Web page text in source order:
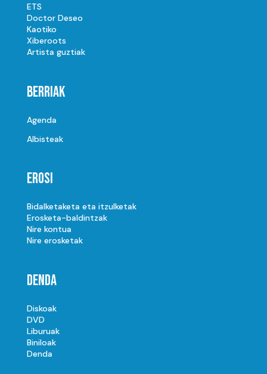
ETS
Doctor Deseo
Kaotiko
Xiberoots
Artista guztiak
Berriak
Agenda
Albisteak
Erosi
Bidalketaketa eta itzulketak
Erosketa-baldintzak
Nire kontua
Nire erosketak
Denda
Diskoak
DVD
Liburuak
Biniloak
Denda